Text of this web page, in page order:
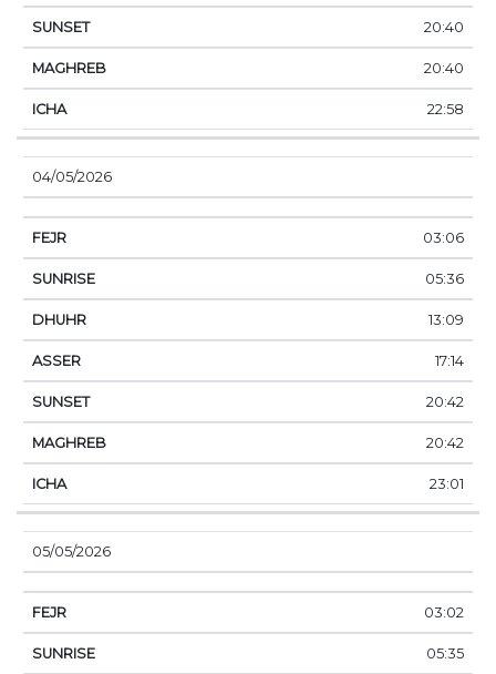
20:40
20:40
22:58
04/05/2026
03:06
05:36
13:09
17:14
20:42
20:42
23:01
05/05/2026
03:02
05:35